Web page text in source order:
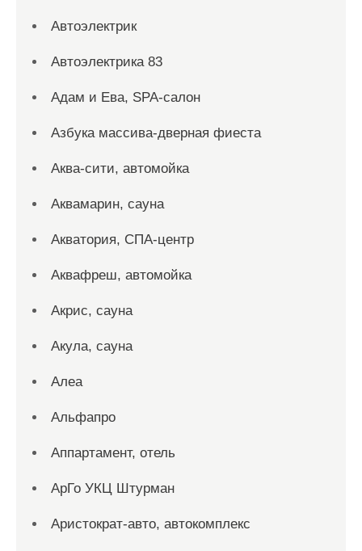
Автоэлектрик
Автоэлектрика 83
Адам и Ева, SPA-салон
Азбука массива-дверная фиеста
Аква-сити, автомойка
Аквамарин, сауна
Акватория, СПА-центр
Аквафреш, автомойка
Акрис, сауна
Акула, сауна
Алеа
Альфапро
Аппартамент, отель
АрГо УКЦ Штурман
Аристократ-авто, автокомплекс